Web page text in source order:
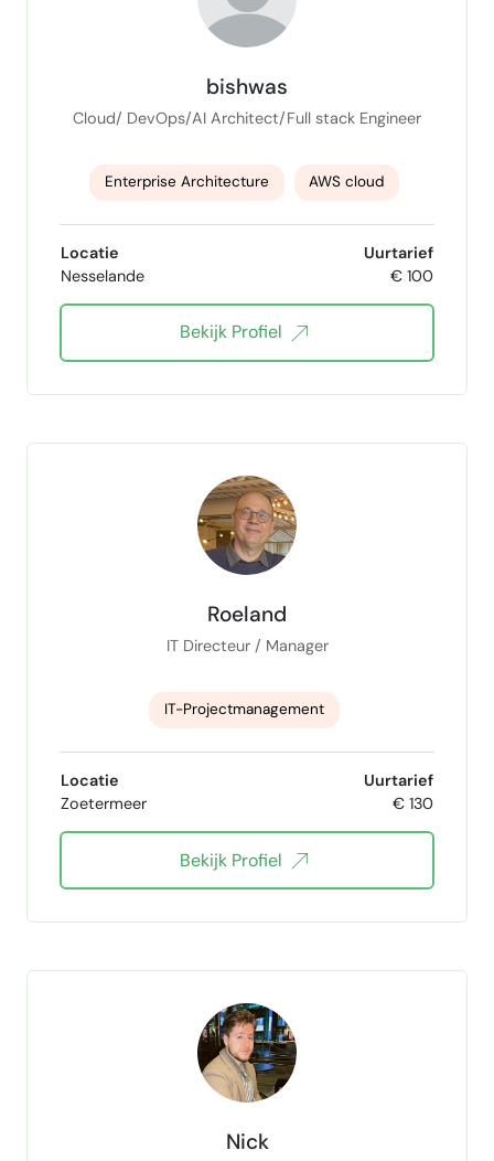
bishwas
Cloud/ DevOps/AI Architect/Full stack Engineer
Enterprise Architecture AWS cloud
Typescript Azure DevOps
terraform Jenkins
Solution Architecture Docker MLOps
LLM & RAG
Locatie
Nesselande
Uurtarief
€ 100
Bekijk Profiel
Roeland
IT Directeur / Manager
IT-Projectmanagement
Locatie
Zoetermeer
Uurtarief
€ 130
Bekijk Profiel
Nick